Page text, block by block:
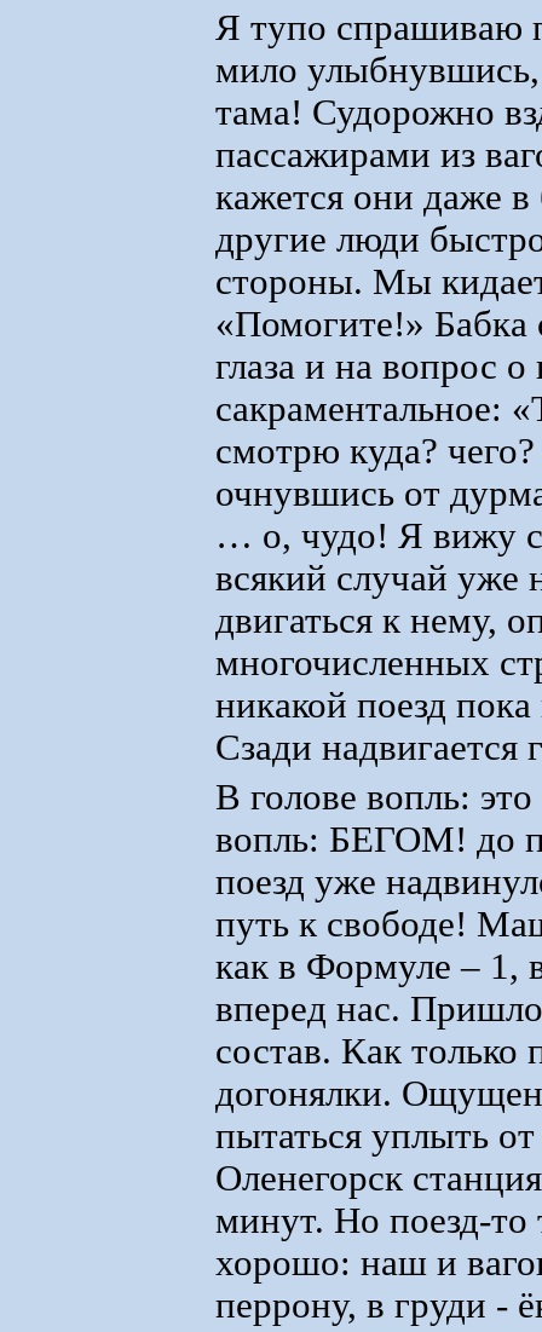
Я тупо спрашиваю
мило улыбнувшись,
тама! Судорожно
пассажирами из
кажется они даже
другие люди
стороны. Мы
«Помогите!»
глаза и на вопрос
сакраментальное:
смотрю куда?
очнувшись от
… о, чудо! Я вижу
всякий случай
двигаться к нему,
многочисленных
никакой поезд
Сзади
В голове вопль:
вопль: БЕГОМ! до
поезд уже
путь к свободе!
как в Формуле – 1,
вперед нас.
состав. Как только
догонялки.
пытаться уплыть
Оленегорск
минут. Но поезд-то
хорошо: наш и
перрону, в груди -